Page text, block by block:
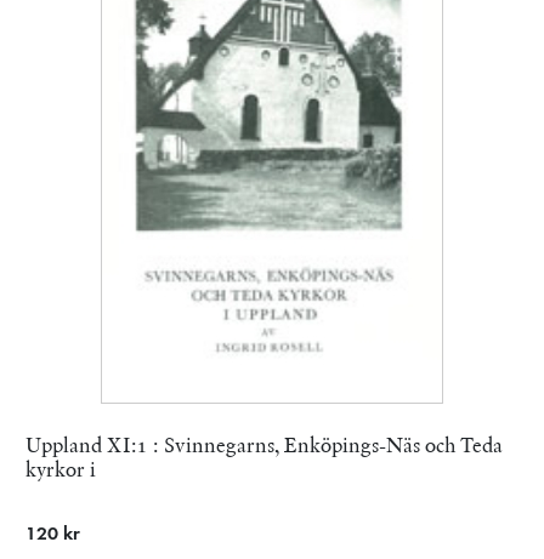
Uppland XI:1 : Svinnegarns, Enköpings-Näs och Teda
kyrkor i
120 kr